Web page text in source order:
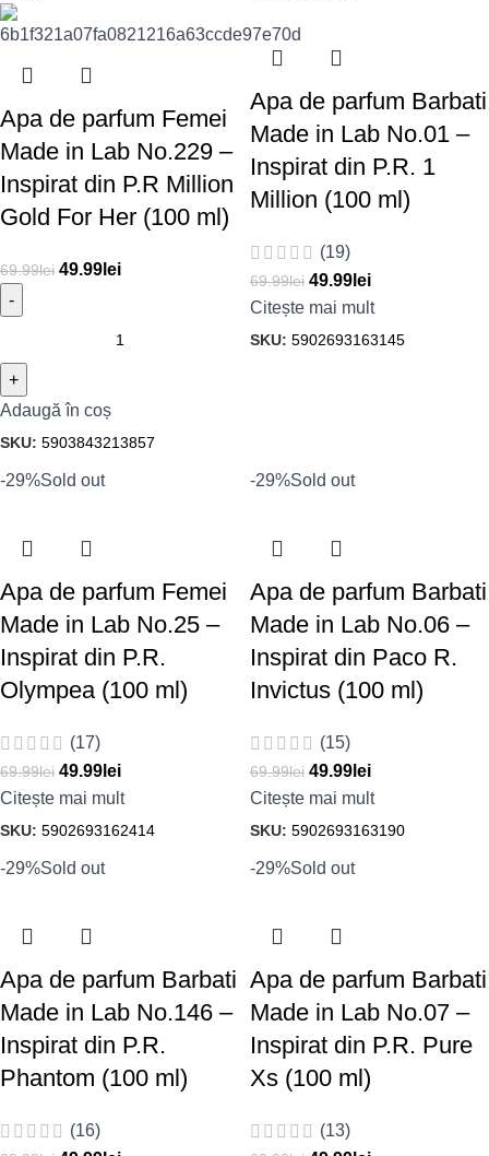
Apa de parfum Femei
Made in Lab No.229 –
Inspirat din P.R Million
Gold For Her (100 ml)
69.99lei 49.99 lei
Adaugă în coș
SKU: 5903843213857
Apa de parfum Barbati
Made in Lab No.01 –
Inspirat din P.R. 1
Million (100 ml)
(19)
69.99lei 49.99 lei
Citește mai mult
SKU: 5902693163145
-29%Sold out
Apa de parfum Femei
Made in Lab No.25 –
Inspirat din P.R.
Olympea (100 ml)
(17)
69.99lei 49.99 lei
Citește mai mult
SKU: 5902693162414
-29%Sold out
Apa de parfum Barbati
Made in Lab No.06 –
Inspirat din Paco R.
Invictus (100 ml)
(15)
69.99lei 49.99 lei
Citește mai mult
SKU: 5902693163190
-29%Sold out
Apa de parfum Barbati
Made in Lab No.146 –
Inspirat din P.R.
Phantom (100 ml)
(16)
-29%Sold out
Apa de parfum Barbati
Made in Lab No.07 –
Inspirat din P.R. Pure
Xs (100 ml)
(13)